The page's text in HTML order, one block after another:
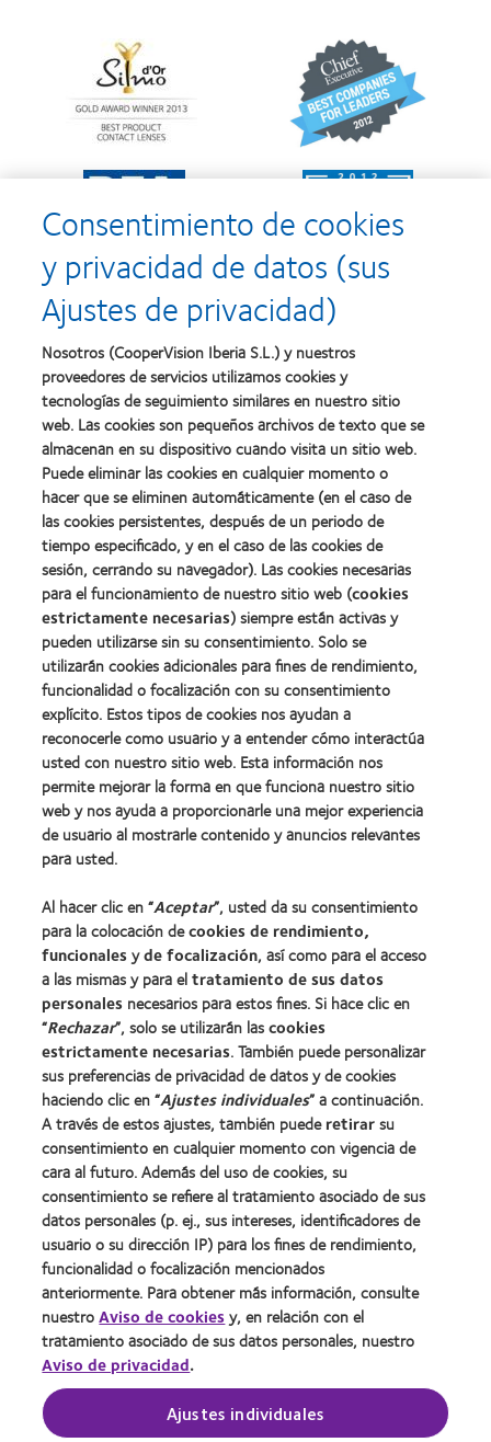
about
Premio
Silmo
mejor
con
MyDay™
Learn
more
about
2012
y
2010:
Mejor
empresa
el
desarrollo
del
liderazgo
Learn
about
2011:
Premios
a
mejor
(2011)
Learn
about
2011:
Premio
a
salud
Learn
about
2012:
Premio
Manufacturing
Leadership
100
(ML
100)
(2012)
Learn
more
about
2012
Premio
internacional
REBRAND
100®
(2012)
Learn
more
about
Premio
de
la
Industria
de
la
BCLA
Nuestros productos
Encuentre su lente
Tecnología para lentes de contacto
Lentes de contacto y visión
Usuario experimentado
Blog
Sobre nosotros
Carreras
Noticias
Contacto
Legal
Política de privacidad
Aviso Legal
Aviso de cookies
Condiciones del servicio
Public Country by Country Reporting
Buscar un centro
Consentimiento de cookies
y privacidad de datos (sus
Ajustes de privacidad)
Nosotros (CooperVision Iberia S.L.) y nuestros
proveedores de servicios utilizamos cookies y
tecnologías de seguimiento similares en nuestro sitio
web. Las cookies son pequeños archivos de texto que se
almacenan en su dispositivo cuando visita un sitio web.
Puede eliminar las cookies en cualquier momento o
hacer que se eliminen automáticamente (en el caso de
las cookies persistentes, después de un periodo de
tiempo especificado, y en el caso de las cookies de
sesión, cerrando su navegador). Las cookies necesarias
para el funcionamiento de nuestro sitio web (cookies
estrictamente necesarias) siempre están activas y
pueden utilizarse sin su consentimiento. Solo se
utilizarán cookies adicionales para fines de rendimiento,
funcionalidad o focalización con su consentimiento
explícito. Estos tipos de cookies nos ayudan a
reconocerle como usuario y a entender cómo interactúa
usted con nuestro sitio web. Esta información nos
permite mejorar la forma en que funciona nuestro sitio
web y nos ayuda a proporcionarle una mejor experiencia
de usuario al mostrarle contenido y anuncios relevantes
para usted.
Al hacer clic en “Aceptar”, usted da su consentimiento
para la colocación decookies de rendimiento,
funcionalesyde focalización, así como para el acceso
a las mismas y para eltratamiento de sus datos
personales necesarios para estos fines. Si hace clic en
“Rechazar”, solo se utilizarán lascookies
estrictamente necesarias. También puede personalizar
sus preferencias de privacidad de datos y de cookies
haciendo clic en “Ajustes individuales” a continuación.
A través de estos ajustes, también puederetirarsu
consentimiento en cualquier momento con vigencia de
cara al futuro. Además del uso de cookies, su
consentimiento se refiere al tratamiento asociado de sus
datos personales (p. ej., sus intereses, identificadores de
usuario o su dirección IP) para los fines de rendimiento,
funcionalidad o focalización mencionados
anteriormente. Para obtener más información, consulte
nuestroAviso de cookiesy, en relación con el
tratamiento asociado de sus datos personales, nuestro
Aviso de privacidad.
Ajustes individuales